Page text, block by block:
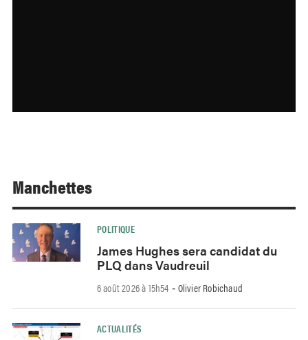
Manchettes
POLITIQUE
James Hughes sera candidat du
PLQ dans Vaudreuil
6 août 2026 à 15h54 - Olivier Robichaud
ACTUALITÉS